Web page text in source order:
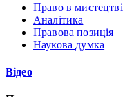
Право в мистецтві
Аналітика
Правова позиція
Наукова думка
Відео